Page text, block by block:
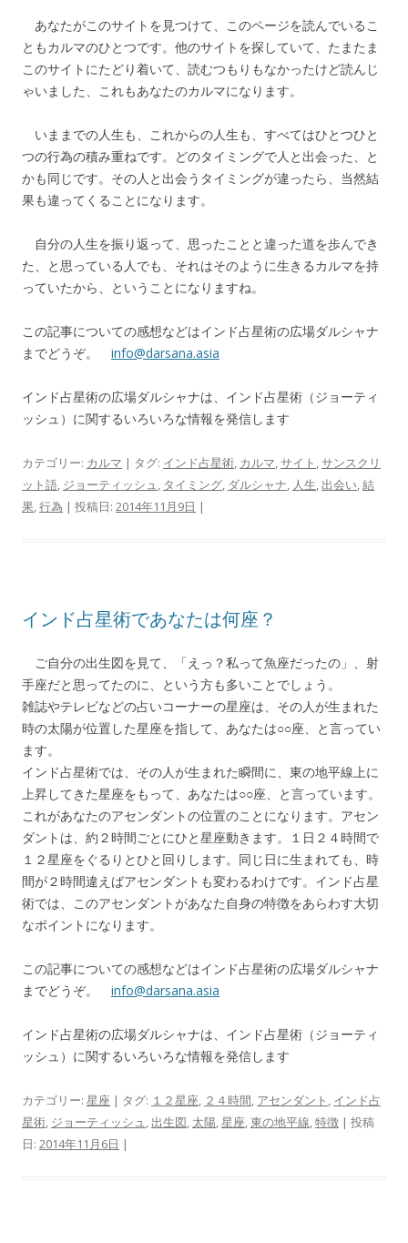
あなたがこのサイトを見つけて、このページを読んでいるこ
ともカルマのひとつです。他のサイトを探していて、たまたま
このサイトにたどり着いて、読むつもりもなかったけど読んじ
ゃいました、これもあなたのカルマになります。
いままでの人生も、これからの人生も、すべてはひとつひと
つの行為の積み重ねです。どのタイミングで人と出会った、と
かも同じです。その人と出会うタイミングが違ったら、当然結
果も違ってくることになります。
自分の人生を振り返って、思ったことと違った道を歩んでき
た、と思っている人でも、それはそのように生きるカルマを持
っていたから、ということになりますね。
この記事についての感想などはインド占星術の広場ダルシャナ
までどうぞ。 info@darsana.asia
インド占星術の広場ダルシャナは、インド占星術（ジョーティ
ッシュ）に関するいろいろな情報を発信します
カテゴリー: カルマ | タグ: インド占星術, カルマ,サイト ,サンスクリ
ット語, ジョーティッシュ, タイミング, ダルシャナ, 人生, 出会い,結
果,行為 | 投稿日: 2014年11月9日 |
インド占星術であなたは何座？
ご自分の出生図を見て、「えっ？私って魚座だったの」、射
手座だと思ってたのに、という方も多いことでしょう。
雑誌やテレビなどの占いコーナーの星座は、その人が生まれた
時の太陽が位置した星座を指して、あなたは○○座、と言ってい
ます。
インド占星術では、その人が生まれた瞬間に、東の地平線上に
上昇してきた星座をもって、あなたは○○座、と言っています。
これがあなたのアセンダントの位置のことになります。アセン
ダントは、約２時間ごとにひと星座動きます。１日２４時間で
１２星座をぐるりとひと回りします。同じ日に生まれても、時
間が２時間違えばアセンダントも変わるわけです。インド占星
術では、このアセンダントがあなた自身の特徴をあらわす大切
なポイントになります。
この記事についての感想などはインド占星術の広場ダルシャナ
までどうぞ。 info@darsana.asia
インド占星術の広場ダルシャナは、インド占星術（ジョーティ
ッシュ）に関するいろいろな情報を発信します
カテゴリー: 星座 | タグ: １２星座, ２４時間, アセンダント , インド占
星術, ジョーティッシュ, 出生図, 太陽,星座,東の地平線,特徴 | 投稿
日: 2014年11月6日 |